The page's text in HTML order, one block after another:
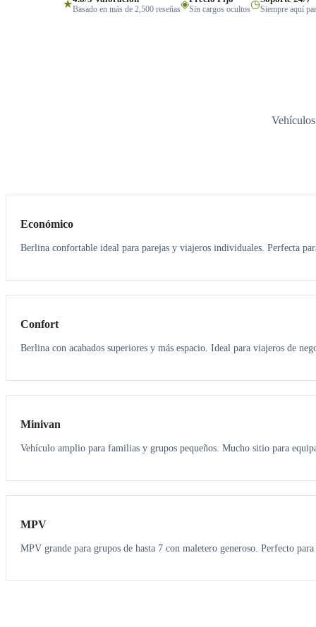
★Basado en más de 2,500 reseñas◈Sin cargos ocultos◷Siempre aquí
Económico
Berlina confortable ideal para parejas y viajeros individuales. Perfecta
3 3
Confort
Berlina con acabados superiores y más espacio. Ideal para viajeros de
6 5
Minivan
Vehículo amplio para familias y grupos pequeños. Mucho sitio para
7 7
MPV
MPV grande para grupos de hasta 7 con maletero generoso. Perfecto para